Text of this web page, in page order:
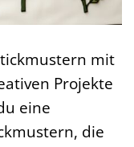
mit
Projekte
eine
die